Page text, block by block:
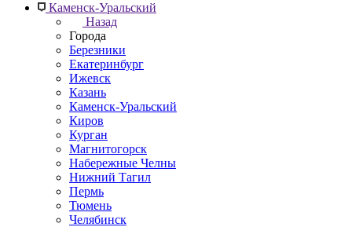
Каменск-Уральский
Назад
Города
Березники
Екатеринбург
Ижевск
Казань
Каменск-Уральский
Киров
Курган
Магнитогорск
Набережные Челны
Нижний Тагил
Пермь
Тюмень
Челябинск